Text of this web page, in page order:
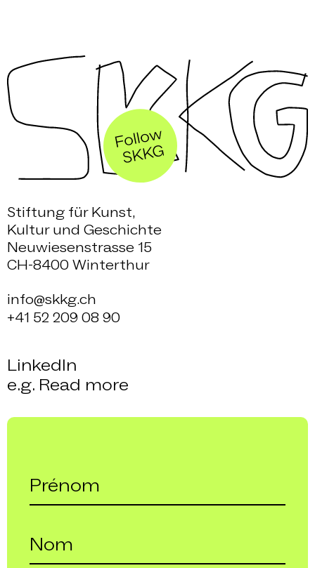
Stiftung für Kunst,
Kultur und Geschichte
Neuwiesenstrasse 15
CH-8400 Winterthur
info@skkg.ch
+41 52 209 08 90
LinkedIn
e.g. Read more